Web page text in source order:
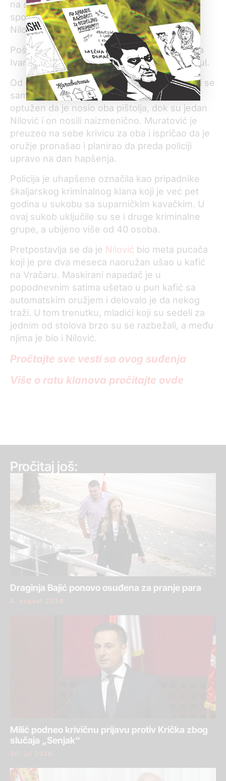
na snimku. Posle gledanja videa, on sada ne
spori da je torbica pomerena“, rekao je
Nilovićev advokat Vojislav Babić.
Pošto je završeno pregledanje dokaza sudija
Ivana Ramić zakazala je završnu reč za 22. jul.
Od desetorice uhapšenih u „Durmitoru“ sudi se
samo Niloviću i Muratoviću. Muratović je
optužen da je nosio oba pištolja, dok su jedan
Nilović i on nosili naizmenično. Muratović je
preuzeo na sebe krivicu za oba i ispričao da je
oružje pronašao i planirao da preda policiji
upravo na dan hapšenja.
Policija je uhapšene označila kao pripadnike
škaljarskog kriminalnog klana koji je već pet
godina u sukobu sa suparničkim kavačkim. U
ovaj sukob uključile su se i druge kriminalne
grupe, a ubijeno više od 40 osoba.
Pretpostavlja se da je Nilović bio meta pucača
koji je pre dva meseca naoružan ušao u kafić
na Vračaru. Maskirani napadač je u
popodnevnim satima ušetao u pun kafić sa
automatskim oružjem i delovalo je da nekog
traži. U tom trenutku, mladići koji su sedeli za
jednim od stolova brzo su se razbežali, a među
njima je bio i Nilović.
Pročtajte sve vesti sa ovog suđenja
Više o ratu klanova pročitajte ovde
Pročitaj još:
Draginja Bajić ponovo osuđena za pranje para
4. avgust 2026.
Milić podneo krivičnu prijavu protiv Krička zbog
slučaja „Senjak“
30. jul 2026.